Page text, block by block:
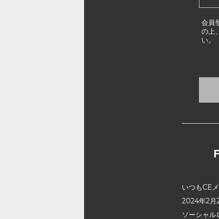
会員
の上
い。
いつもCE
2024年2月
ソーシャ